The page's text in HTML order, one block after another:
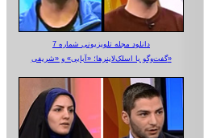
دانلود مجله تلویزیونی شماره 7
گفت‌وگو با اسلک‌لاینرها؛ «آبایی» و «شریفی»